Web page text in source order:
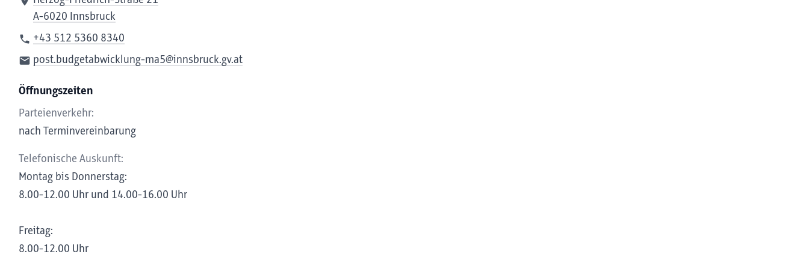
A-6020 Innsbruck
+43 512 5360 8340
post.budgetabwicklung-ma5@innsbruck.gv.at
Öffnungszeiten
Parteienverkehr:
nach Terminvereinbarung
Telefonische Auskunft:
Montag bis Donnerstag:
8.00-12.00 Uhr und 14.00-16.00 Uhr
Freitag:
8.00-12.00 Uhr